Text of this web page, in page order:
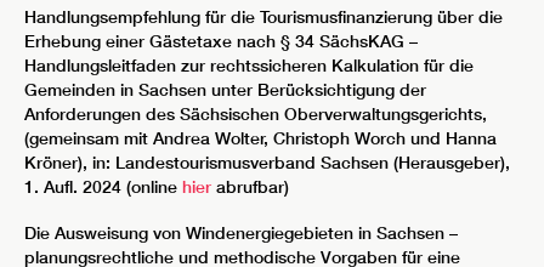
Handlungsempfehlung für die Tourismusfinanzierung über die
Erhebung einer Gästetaxe nach § 34 SächsKAG –
Handlungsleitfaden zur rechtssicheren Kalkulation für die
Gemeinden in Sachsen unter Berücksichtigung der
Anforderungen des Sächsischen Oberverwaltungsgerichts,
(gemeinsam mit Andrea Wolter, Christoph Worch und Hanna
Kröner), in: Landestourismusverband Sachsen (Herausgeber),
1. Aufl. 2024 (online hier abrufbar)
Die Ausweisung von Windenergiegebieten in Sachsen –
planungsrechtliche und methodische Vorgaben für eine